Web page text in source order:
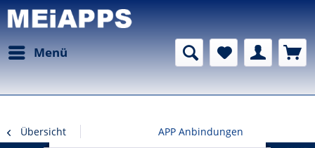
Menü
Übersicht APP Anbindungen